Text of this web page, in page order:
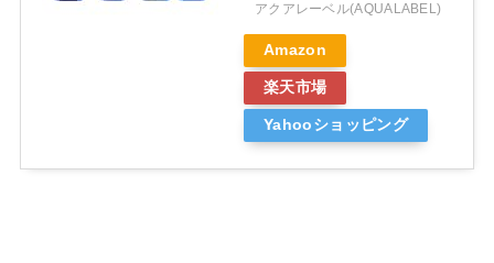
アクアレーベル(AQUALABEL)
Amazon
楽天市場
Yahooショッピング